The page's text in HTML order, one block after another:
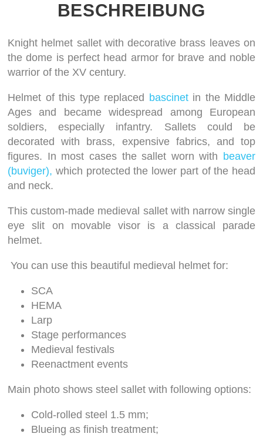
BESCHREIBUNG
Knight helmet sallet with decorative brass leaves on
the dome is perfect head armor for brave and noble
warrior of the XV century.
Helmet of this type replaced bascinetin the Middle
Ages and became widespread among European
soldiers, especially infantry. Sallets could be
decorated with brass, expensive fabrics, and top
figures. In most cases the sallet worn with beaver
(buviger), which protected the lower part of the head
and neck.
This custom-made medieval sallet with narrow single
eye slit on movable visor is a classical parade
helmet.
You can use this beautiful medieval helmet for:
SCA
HEMA
Larp
Stage performances
Medieval festivals
Reenactment events
Main photo shows steel sallet with following options:
Cold-rolled steel 1.5 mm;
Blueing as finish treatment;